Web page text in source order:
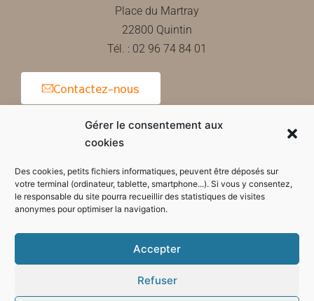
Gérer le consentement aux
cookies
Des cookies, petits fichiers informatiques, peuvent être déposés sur
votre terminal (ordinateur, tablette, smartphone...). Si vous y consentez,
le responsable du site pourra recueillir des statistiques de visites
anonymes pour optimiser la navigation.
Accepter
Refuser
Place du Martray
22800 Quintin
Tél. : 02 96 74 84 01
Contactez-nous
Horaires d'ouverture de la mairie